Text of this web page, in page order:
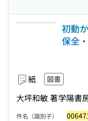
初動
保全
紙 図書
大坪和敏 著学陽書
件名（識別子）